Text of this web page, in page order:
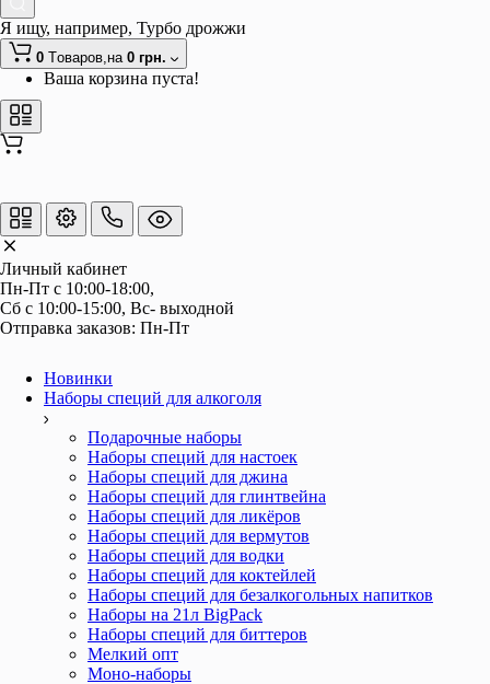
Я ищу, например, Турбо дрожжи
0 Tоваров,на 0 грн.
Ваша корзина пуста!
Личный кабинет
Пн-Пт с 10:00-18:00,
Отправка заказов: Пн-Пт
Новинки
Наборы специй для алкоголя
Подарочные наборы
Наборы специй для настоек
Наборы специй для джина
Наборы специй для глинтвейна
Наборы специй для ликёров
Наборы специй для вермутов
Наборы специй для водки
Наборы специй для коктейлей
Наборы специй для безалкогольных напитков
Наборы на 21л BigPack
Наборы специй для биттеров
Мелкий опт
Моно-наборы